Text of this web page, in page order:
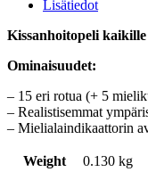
Lisätiedot
Kissanhoitopeli
Ominaisuudet:
– 15 eri rotua (+ 5
– Realistisemmat
– Mielialaindikaattorin
Weight
0.130 kg